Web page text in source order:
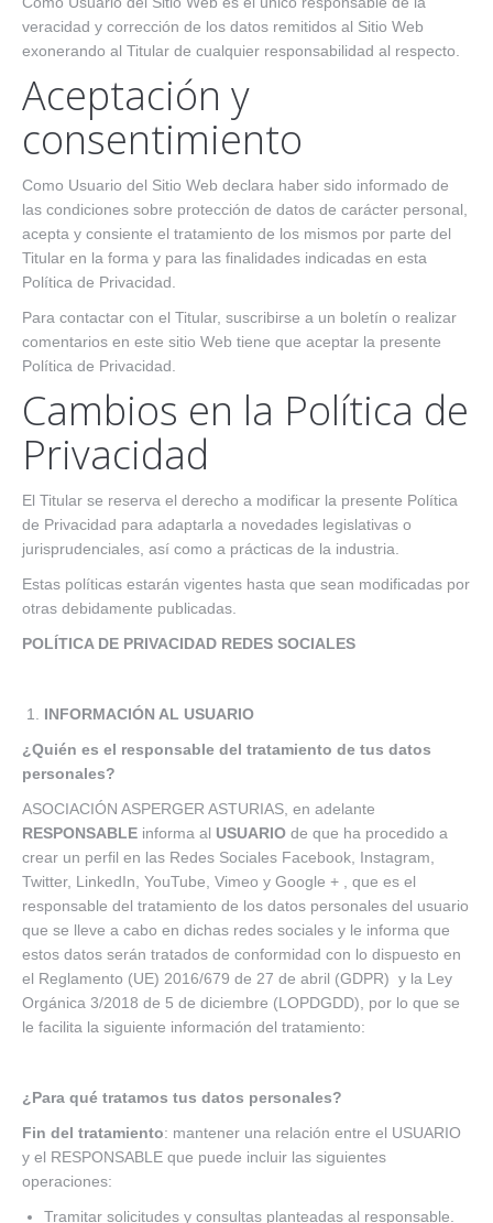
veracidad y corrección de los datos remitidos al Sitio Web
exonerando al Titular de cualquier responsabilidad al respecto.
Aceptación y
consentimiento
Como Usuario del Sitio Web declara haber sido informado de
las condiciones sobre protección de datos de carácter personal,
acepta y consiente el tratamiento de los mismos por parte del
Titular en la forma y para las finalidades indicadas en esta
Política de Privacidad.
Para contactar con el Titular, suscribirse a un boletín o realizar
comentarios en este sitio Web tiene que aceptar la presente
Política de Privacidad.
Cambios en la Política de
Privacidad
El Titular se reserva el derecho a modificar la presente Política
de Privacidad para adaptarla a novedades legislativas o
jurisprudenciales, así como a prácticas de la industria.
Estas políticas estarán vigentes hasta que sean modificadas por
otras debidamente publicadas.
POLÍTICA DE PRIVACIDAD REDES SOCIALES
INFORMACIÓN AL USUARIO
¿Quién es el responsable del tratamiento de tus datos
personales?
ASOCIACIÓN ASPERGER ASTURIAS, en adelante
RESPONSABLE informa al USUARIO de que ha procedido a
crear un perfil en las Redes Sociales Facebook, Instagram,
Twitter, LinkedIn, YouTube, Vimeo y Google + , que es el
responsable del tratamiento de los datos personales del usuario
que se lleve a cabo en dichas redes sociales y le informa que
estos datos serán tratados de conformidad con lo dispuesto en
el Reglamento (UE) 2016/679 de 27 de abril (GDPR) y la Ley
Orgánica 3/2018 de 5 de diciembre (LOPDGDD), por lo que se
le facilita la siguiente información del tratamiento:
¿Para qué tratamos tus datos personales?
Fin del tratamiento: mantener una relación entre el USUARIO
y el RESPONSABLE que puede incluir las siguientes
operaciones:
Tramitar solicitudes y consultas planteadas al responsable.